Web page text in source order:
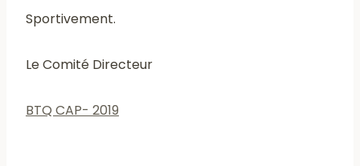
Sportivement.
Le Comité Directeur
BTQ CAP- 2019